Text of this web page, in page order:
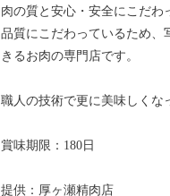
肉の質と安心・安全にこだわ
品質にこだわっているため、
きるお肉の専門店です。
職人の技術で更に美味しくな
賞味期限：180日
提供：厚ヶ瀬精肉店